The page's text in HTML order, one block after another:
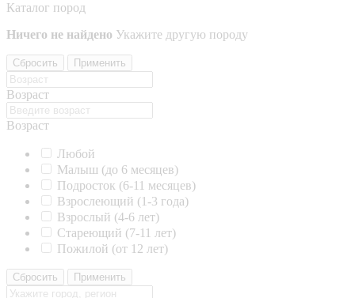
Каталог пород
Ничего не найдено Укажите другую породу
Сбросить Применить
Возраст
Возраст
Любой
Малыш (до 6 месяцев)
Подросток (6-11 месяцев)
Взрослеющий (1-3 года)
Взрослый (4-6 лет)
Стареющий (7-11 лет)
Пожилой (от 12 лет)
Сбросить Применить